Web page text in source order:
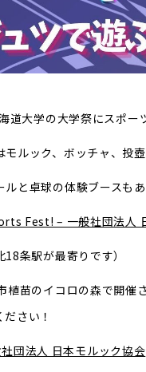
道大学の大学祭にスポー
ルック、ボッチャ、投壺
と卓球の体験ブースもあ
Fest! – 一般社団法人
18条駅が最寄りです）
植苗のイコロの森で開催
さい！
団法人 日本モルック協会